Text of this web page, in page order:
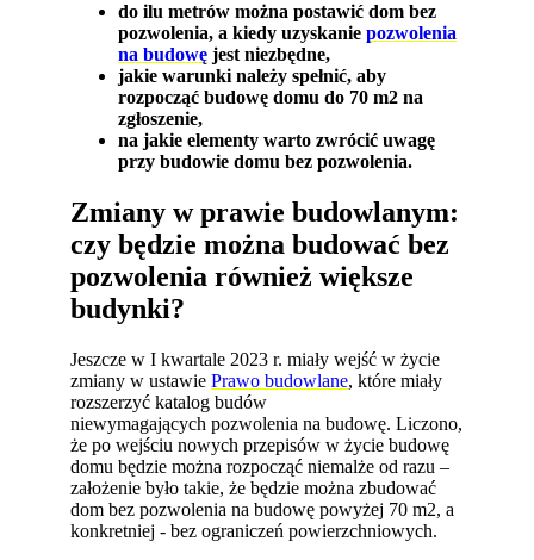
do ilu metrów można postawić dom bez
pozwolenia, a kiedy uzyskaniepozwolenia
na budowę jest niezbędne,
jakie warunki należy spełnić, aby
rozpocząć budowę domu do 70 m2 na
zgłoszenie,
na jakie elementy warto zwrócić uwagę
przy budowie domu bez pozwolenia.
Zmiany w prawie budowlanym:
czy będzie można budować bez
pozwolenia również większe
budynki?
Jeszcze w I kwartale 2023 r. miały wejść w życie
zmiany w ustawiePrawo budowlane, które miały
rozszerzyć katalog budów
niewymagających pozwolenia na budowę. Liczono,
że po wejściu nowych przepisów w życie budowę
domu będzie można rozpocząć niemalże od razu –
założenie było takie, że będzie można zbudować
dom bez pozwolenia na budowę powyżej 70 m2, a
konkretniej - bez ograniczeń powierzchniowych.